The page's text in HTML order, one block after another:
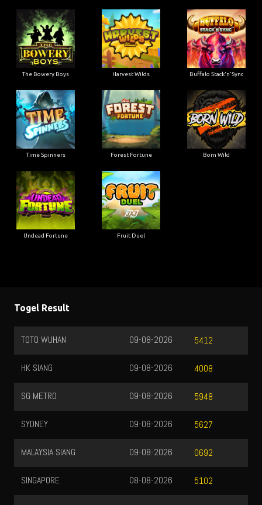
The Bowery Boys Harvest Wilds Buffalo Stack'n'Sync
Time Spinners Forest Fortune Born Wild
Undead Fortune Fruit Duel
Togel Result
TOTO WUHAN 5412
09-08-2026
HK SIANG 4008
09-08-2026
SG METRO 5948
09-08-2026
SYDNEY 5627
09-08-2026
MALAYSIA SIANG 0692
09-08-2026
SINGAPORE 5102
08-08-2026